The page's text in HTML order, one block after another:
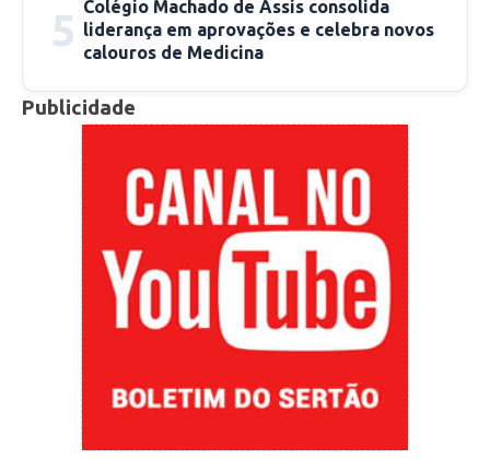
“Devido o decreto ter a exigência do uso de
máscaras, o município mandou confeccionar 10
mil máscaras para entregar a população,
estaremos distribuindo nas filas dos bancos,
associação de moradores, por meio dos PSFs e
equipes do NASF no centro da cidade”,
destacou o Secretário.
O gestor apelou para a população fazer o uso
da máscara sempre que for sair de casa e nos
locais públicos. “Quando fazemos o uso da
5 Colégio Machado de Assis consolida
liderança em aprovações e celebra novos
calouros de Medicina
Publicidade